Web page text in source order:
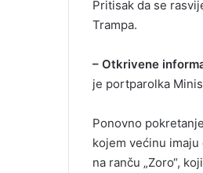
Pritisak da se
Trampa.
– Otkrivene
je portparolka
Ponovno
kojem većinu
na ranču „Zoro“,